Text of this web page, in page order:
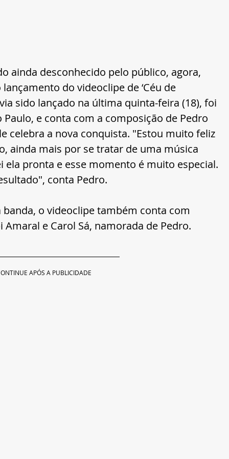
ainda desconhecido pelo público, agora,
do videoclipe de ‘Céu de
sido lançado na última quinta-feira (18), foi
e conta com a composição de Pedro
celebra a nova conquista. "Estou muito feliz
ainda mais por se tratar de uma música
ela pronta e esse momento é muito especial.
conta Pedro.
o videoclipe também conta com
e Carol Sá, namorada de Pedro.
APÓS A PUBLICIDADE